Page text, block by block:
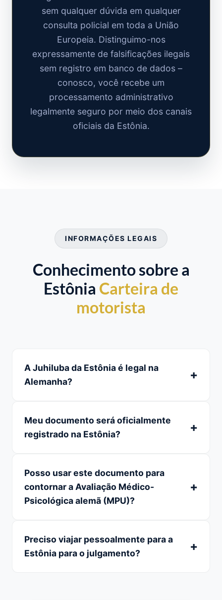
sem qualquer dúvida em qualquer
consulta policial em toda a União
Europeia. Distinguimo-nos
expressamente de falsificações ilegais
sem registro em banco de dados –
conosco, você recebe um
processamento administrativo
legalmente seguro por meio dos canais
oficiais da Estônia.
INFORMAÇÕES LEGAIS
Conhecimento sobre a
Estônia Carteira de
motorista
A Juhiluba da Estônia é legal na
Alemanha?
Meu documento será oficialmente
registrado na Estônia?
Posso usar este documento para
contornar a Avaliação Médico-
Psicológica alemã (MPU)?
Preciso viajar pessoalmente para a
Estônia para o julgamento?